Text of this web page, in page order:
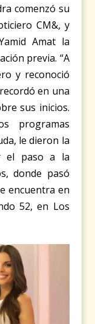
comenzó su
CM&, y
Amat la
previa. “A
y reconoció
en una
sus inicios.
programas
le dieron la
el paso a la
donde pasó
encuentra en
52, en Los